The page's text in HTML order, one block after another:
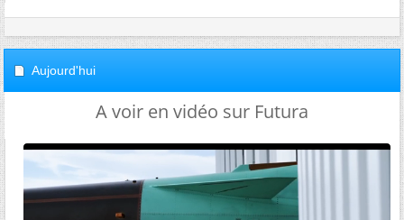
Aujourd'hui
A voir en vidéo sur Futura